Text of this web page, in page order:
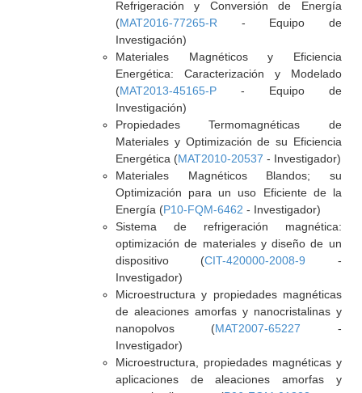
Refrigeración y Conversión de Energía
(MAT2016-77265-R - Equipo de
Investigación)
Materiales Magnéticos y Eficiencia
Energética: Caracterización y Modelado
(MAT2013-45165-P- Equipo de
Investigación)
Propiedades Termomagnéticas de
Materiales y Optimización de su Eficiencia
Energética (MAT2010-20537 - Investigador)
Materiales Magnéticos Blandos; su
Optimización para un uso Eficiente de la
Energía (P10-FQM-6462 - Investigador)
Sistema de refrigeración magnética:
optimización de materiales y diseño de un
dispositivo (CIT-420000-2008-9 -
Investigador)
Microestructura y propiedades magnéticas
de aleaciones amorfas y nanocristalinas y
nanopolvos (MAT2007-65227 -
Investigador)
Microestructura, propiedades magnéticas y
aplicaciones de aleaciones amorfas y